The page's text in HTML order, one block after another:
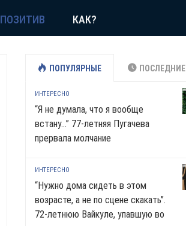
ПОЗИТИВ КАК?
ПОПУЛЯРНЫЕ ПОСЛЕДНИЕ
ИНТЕРЕСНО
“Я не думала, что я вообще
встану…” 77-летняя Пугачева
прервала молчание
ИНТЕРЕСНО
“Нужно дома сидеть в этом
возрасте, а не по сцене скакать”.
72-летнюю Вайкуле, упавшую во